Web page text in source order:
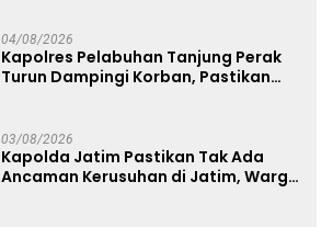
04/08/2026
Kapolres Pelabuhan Tanjung Perak
Turun Dampingi Korban, Pastikan
03/08/2026
Kapolda Jatim Pastikan Tak Ada
Ancaman Kerusuhan di Jatim, Warga